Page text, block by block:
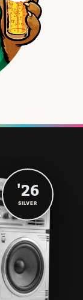
'26
SILVER